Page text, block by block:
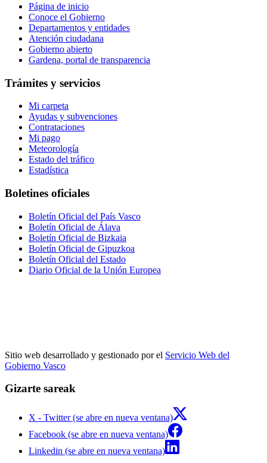
Página de inicio
Conoce el Gobierno
Departamentos y entidades
Atención ciudadana
Gobierno abierto
Gardena, portal de transparencia
Trámites y servicios
Mi carpeta
Ayudas y subvenciones
Contrataciones
Mi pago
Meteorología
Estado del tráfico
Estadística
Boletines oficiales
Boletín Oficial del País Vasco
Boletín Oficial de Álava
Boletín Oficial de Bizkaia
Boletín Oficial de Gipuzkoa
Boletín Oficial del Estado
Diario Oficial de la Unión Europea
Sitio web desarrollado y gestionado por el Servicio Web del
Gobierno Vasco
Gizarte sareak
X - Twitter (se abre en nueva ventana)
Facebook (se abre en nueva ventana)
Linkedin (se abre en nueva ventana)